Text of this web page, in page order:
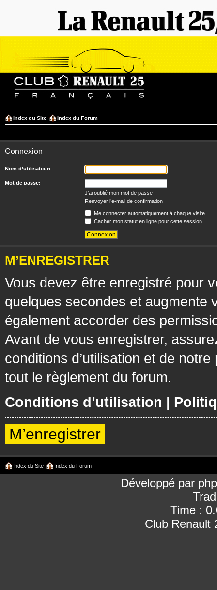
Index du Site Index du Forum
Connexion
Nom d’utilisateur:
Mot de passe:
J’ai oublié mon mot de passe
Renvoyer l’e-mail de confirmation
Me connecter automatiquement à chaque visite
Cacher mon statut en ligne pour cette session
M’ENREGISTRER
Vous devez être enregistré pour
quelques secondes et augmente
également accorder des
Avant de vous enregistrer,
conditions d’utilisation et de
tout le règlement du forum.
Conditions d’utilisation |
M’enregistrer
Index du Site Index du Forum
Développé par
Time :
Club Renault